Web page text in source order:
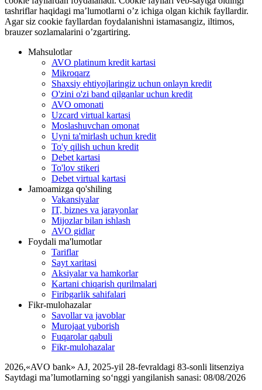
tashriflar haqidagi ma’lumotlarni o’z ichiga olgan kichik fayllardir.
Agar siz cookie fayllardan foydalanishni istamasangiz, iltimos,
brauzer sozlamalarini o’zgartiring.
Mahsulotlar
AVO platinum kredit kartasi
Mikroqarz
Shaxsiy ehtiyojlaringiz uchun onlayn kredit
O'zini o'zi band qilganlar uchun kredit
AVO omonati
Uzcard virtual kartasi
Moslashuvchan omonat
Uyni ta'mirlash uchun kredit
To'y qilish uchun kredit
Debet kartasi
To'lov stikeri
Debet virtual kartasi
Jamoamizga qo'shiling
Vakansiyalar
IT, biznes va jarayonlar
Mijozlar bilan ishlash
AVO gidlar
Foydali ma'lumotlar
Tariflar
Sayt xaritasi
Aksiyalar va hamkorlar
Kartani chiqarish qurilmalari
Firibgarlik sahifalari
Fikr-mulohazalar
Savollar va javoblar
Murojaat yuborish
Fuqarolar qabuli
Fikr-mulohazalar
2026,«AVO bank» AJ, 2025-yil 28-fevraldagi 83-sonli litsenziya
Saytdagi ma’lumotlarning so‘nggi yangilanish sanasi: 08/08/2026